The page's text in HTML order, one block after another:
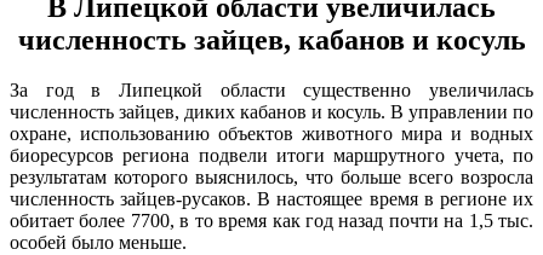
В Липецкой области увеличилась
численность зайцев, кабанов и косуль
За год в Липецкой области существенно увеличилась
численность зайцев, диких кабанов и косуль. В управлении по
охране, использованию объектов животного мира и водных
биоресурсов региона подвели итоги маршрутного учета, по
результатам которого выяснилось, что больше всего возросла
численность зайцев-русаков. В настоящее время в регионе их
обитает более 7700, в то время как год назад почти на 1,5 тыс.
особей было меньше.